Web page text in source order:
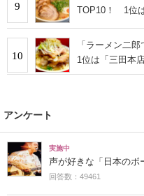
9
TOP10！ 1位は
10
「ラーメン二
1位は「三田本
アンケート
実施中
声が好きな「日本のボ
回答数：49461